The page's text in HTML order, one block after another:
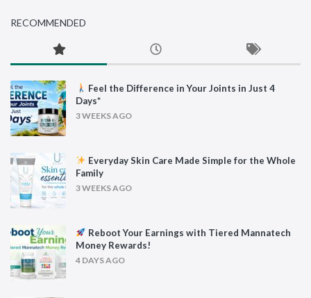
RECOMMENDED
Feel the Difference in Your Joints in Just 4
Days*
3 WEEKS AGO
Everyday Skin Care Made Simple for the Whole
Family
3 WEEKS AGO
Reboot Your Earnings with Tiered Mannatech
Money Rewards!
4 DAYS AGO